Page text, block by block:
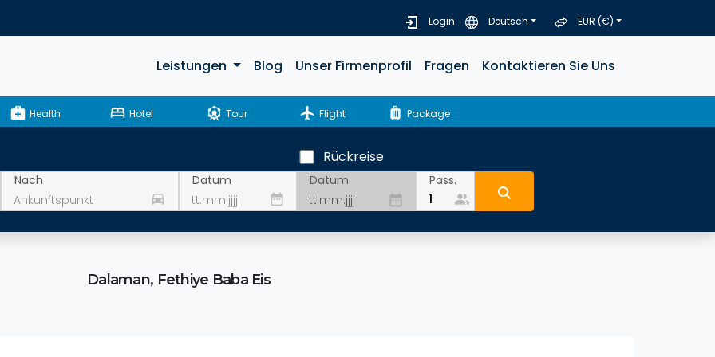
Login Deutsch EUR (€)
Leistungen Blog Unser Firmenprofil Fragen Kontaktieren Sie Uns
medical_services Health bed Hotel attractions Tour flight Flight luggage Package
Nach
drive_eta
Datum
date_range
Rückreise
Datum
date_range
Pass.
people_alt
Dalaman, Fethiye Baba Eis